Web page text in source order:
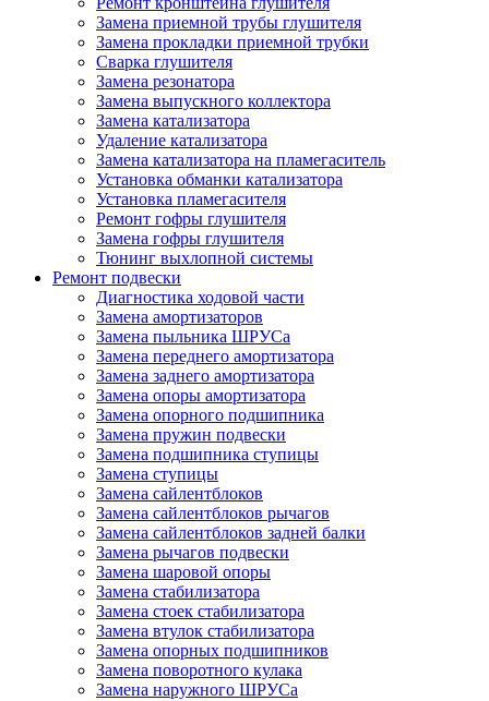
Замена приемной трубы глушителя
Замена прокладки приемной трубки
Сварка глушителя
Замена резонатора
Замена выпускного коллектора
Замена катализатора
Удаление катализатора
Замена катализатора на пламегаситель
Установка обманки катализатора
Установка пламегасителя
Ремонт гофры глушителя
Замена гофры глушителя
Тюнинг выхлопной системы
Ремонт подвески
Диагностика ходовой части
Замена амортизаторов
Замена пыльника ШРУСа
Замена переднего амортизатора
Замена заднего амортизатора
Замена опоры амортизатора
Замена опорного подшипника
Замена пружин подвески
Замена подшипника ступицы
Замена ступицы
Замена сайлентблоков
Замена сайлентблоков рычагов
Замена сайлентблоков задней балки
Замена рычагов подвески
Замена шаровой опоры
Замена стабилизатора
Замена стоек стабилизатора
Замена втулок стабилизатора
Замена опорных подшипников
Замена поворотного кулака
Замена наружного ШРУСа